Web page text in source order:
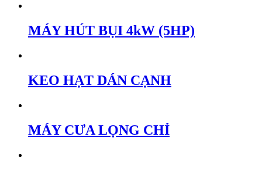
MÁY HÚT BỤI 4kW (5HP)
KEO HẠT DÁN CẠNH
MÁY CƯA LỌNG CHỈ